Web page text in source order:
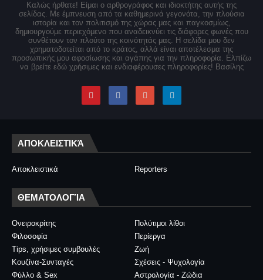
Καλώς ήρθατε! Είμαι ο αρθρογράφος και ιδιοκτήτης αυτής της
σελίδας. Με έμπνευση από τα καθημερινά γεγονότα, την πλούσια
ιστορία και τον πολιτισμό της χώρας μας και παγκοσμίως,
δημιουργούμε περιεχόμενο που αναδεικνύει τις διάφορες φωνές που
συνθέτουν τον πλούτο της κοινότητάς μας. Η σελίδα μου δεν
χρηματοδοτείται από το κράτος, αλλά είναι αποτέλεσμα της
προσωπικής μου αφοσίωσης και αγάπης για την πληροφορία. Ελπίζω
να βρείτε εδώ χρήσιμες και ενδιαφέρουσες πληροφορίες! Βασίλης
ΑΠΟΚΛΕΙΣΤΙΚΆ
Αποκλειστικά Reporters
ΘΕΜΑΤΟΛΟΓΊΑ
Ονειροκρίτης
Πολύτιμοι λίθοι
Φιλοσοφία
Περίεργα
Tips, χρήσιμες συμβουλές
Ζωή
Κουζίνα-Συνταγές
Σχέσεις - Ψυχολογία
Φύλλο & Sex
Αστρολογία - Ζώδια